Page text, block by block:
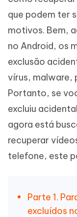
que podem ter
motivos. Bem,
no Android, os
exclusão
vírus, malware,
Portanto, se
excluiu
agora está
recuperar
telefone, este
Parte 1.
excluídos